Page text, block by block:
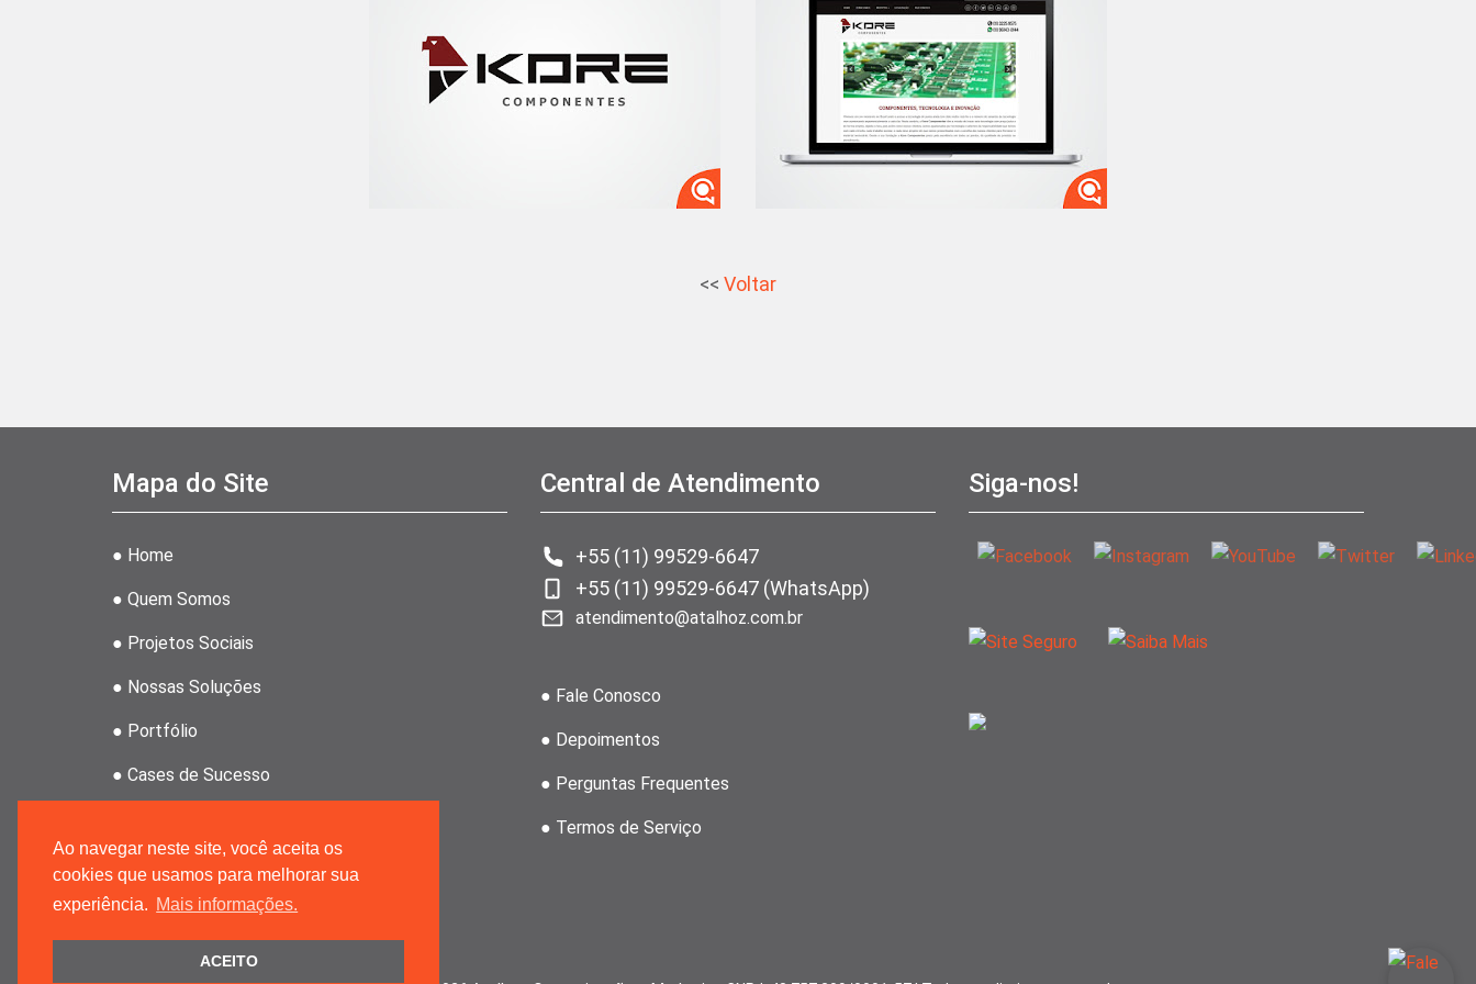
Ao navegar neste site, você aceita os
cookies que usamos para melhorar sua
experiência. Mais informações.
ACEITO
<< Voltar
Mapa do Site
● Home
● Quem Somos
● Projetos Sociais
● Nossas Soluções
● Portfólio
● Cases de Sucesso
● Revenda Atahoz
● Grupo MRPMK
Central de Atendimento
+55 (11) 99529-6647
+55 (11) 99529-6647 (WhatsApp)
atendimento@atalhoz.com.br
● Fale Conosco
● Depoimentos
● Perguntas Frequentes
● Termos de Serviço
Siga-nos!